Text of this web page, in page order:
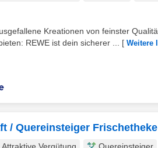
Kreationen von feinster
REWE ist dein sicherer ...
[ Weitere
/ Quereinsteiger